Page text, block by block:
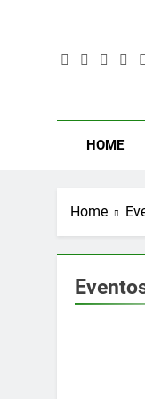
HOME
Home